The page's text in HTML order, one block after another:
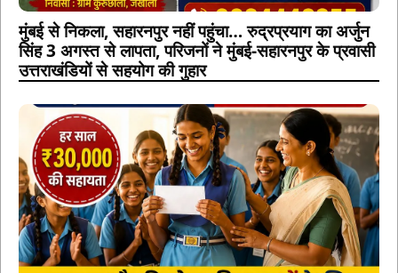
मुंबई से निकला, सहारनपुर नहीं पहुंचा… रुद्रप्रयाग का अर्जुन
सिंह 3 अगस्त से लापता, परिजनों ने मुंबई-सहारनपुर के प्रवासी
उत्तराखंडियों से सहयोग की गुहार